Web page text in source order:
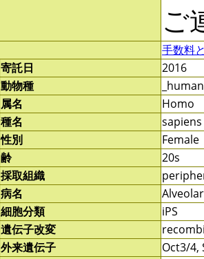
ご
手数料
寄託日
2016
動物種
属名
Homo
種名
sapiens
性別
Female
齢
20s
採取組織
病名
細胞分類
iPS
遺伝子改変
外来遺伝子
Oct3/4,